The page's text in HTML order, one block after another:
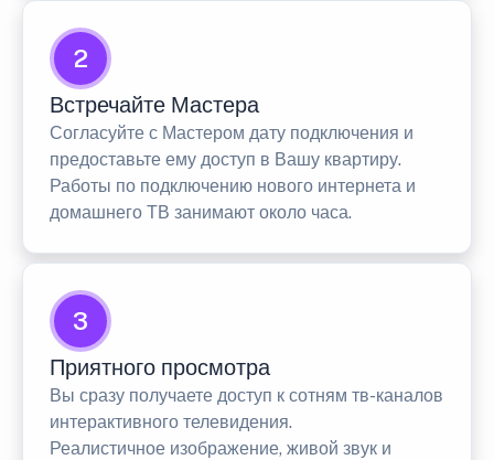
2
Встречайте Мастера
Согласуйте с Мастером дату подключения и
предоставьте ему доступ в Вашу квартиру.
Работы по подключению нового интернета и
домашнего ТВ занимают около часа.
3
Приятного просмотра
Вы сразу получаете доступ к сотням тв-каналов
интерактивного телевидения.
Реалистичное изображение, живой звук и